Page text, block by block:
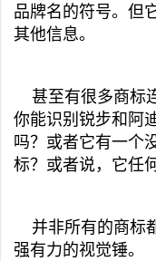
品牌名的符号。但
其他信息。
甚至有很多商标
你能识别锐步和阿
吗？或者它有一个
标？或者说，它任
并非所有的商标
强有力的视觉锤。